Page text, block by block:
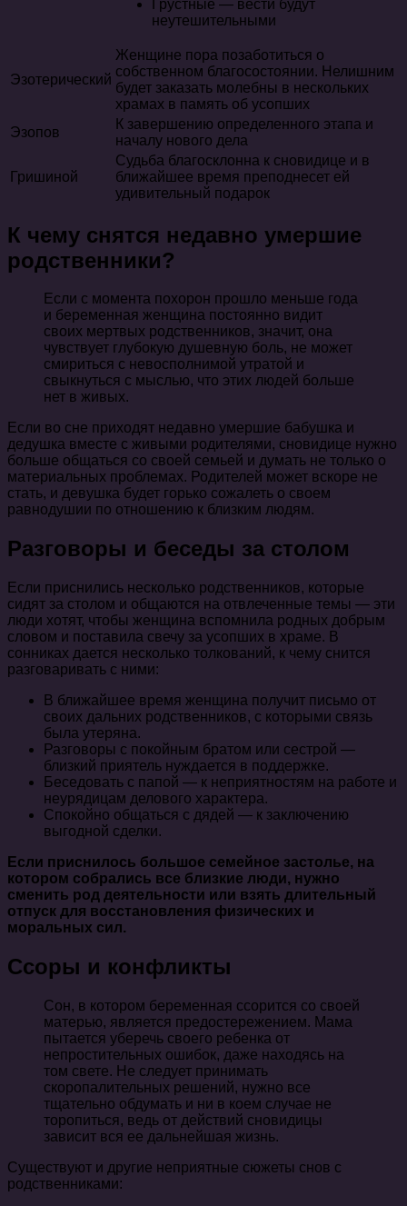
Грустные — вести будут
неутешительными
Эзотерический
Женщине пора позаботиться о
собственном благосостоянии. Нелишним
будет заказать молебны в нескольких
храмах в память об усопших
Эзопов
К завершению определенного этапа и
началу нового дела
Гришиной
Судьба благосклонна к сновидице и в
ближайшее время преподнесет ей
удивительный подарок
К чему снятся недавно умершие
родственники?
Если с момента похорон прошло меньше года
и беременная женщина постоянно видит
своих мертвых родственников, значит, она
чувствует глубокую душевную боль, не может
смириться с невосполнимой утратой и
свыкнуться с мыслью, что этих людей больше
нет в живых.
Если во сне приходят недавно умершие бабушка и
дедушка вместе с живыми родителями, сновидице нужно
больше общаться со своей семьей и думать не только о
материальных проблемах. Родителей может вскоре не
стать, и девушка будет горько сожалеть о своем
равнодушии по отношению к близким людям.
Разговоры и беседы за столом
Если приснились несколько родственников, которые
сидят за столом и общаются на отвлеченные темы — эти
люди хотят, чтобы женщина вспомнила родных добрым
словом и поставила свечу за усопших в храме. В
сонниках дается несколько толкований, к чему снится
разговаривать с ними:
В ближайшее время женщина получит письмо от
своих дальних родственников, с которыми связь
была утеряна.
Разговоры с покойным братом или сестрой —
близкий приятель нуждается в поддержке.
Беседовать с папой — к неприятностям на работе и
неурядицам делового характера.
Спокойно общаться с дядей — к заключению
выгодной сделки.
Если приснилось большое семейное застолье, на
котором собрались все близкие люди, нужно
сменить род деятельности или взять длительный
отпуск для восстановления физических и
моральных сил.
Ссоры и конфликты
Сон, в котором беременная ссорится со своей
матерью, является предостережением. Мама
пытается уберечь своего ребенка от
непростительных ошибок, даже находясь на
том свете. Не следует принимать
скоропалительных решений, нужно все
тщательно обдумать и ни в коем случае не
торопиться, ведь от действий сновидицы
зависит вся ее дальнейшая жизнь.
Существуют и другие неприятные сюжеты снов с
родственниками: